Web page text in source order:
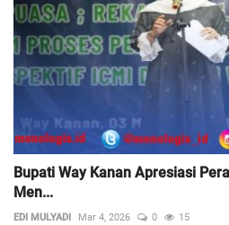
Bupati Way Kanan Apresiasi
Men...
EDI MULYADI Mar 4, 2026 0 15